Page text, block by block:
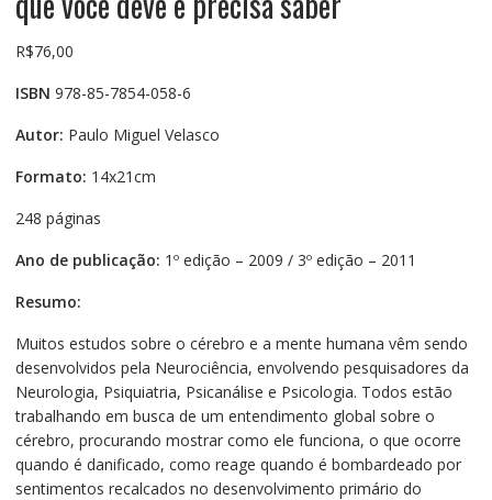
R$76,00
ISBN 978-85-7854-058-6
Autor: Paulo Miguel Velasco
Formato: 14x21cm
248 páginas
Ano de publicação: 1º edição – 2009 / 3º edição – 2011
Resumo:
Muitos estudos sobre o cérebro e a mente humana vêm sendo
desenvolvidos pela Neurociência, envolvendo pesquisadores da
Neurologia, Psiquiatria, Psicanálise e Psicologia. Todos estão
trabalhando em busca de um entendimento global sobre o
cérebro, procurando mostrar como ele funciona, o que ocorre
quando é danificado, como reage quando é bombardeado por
sentimentos recalcados no desenvolvimento primário do